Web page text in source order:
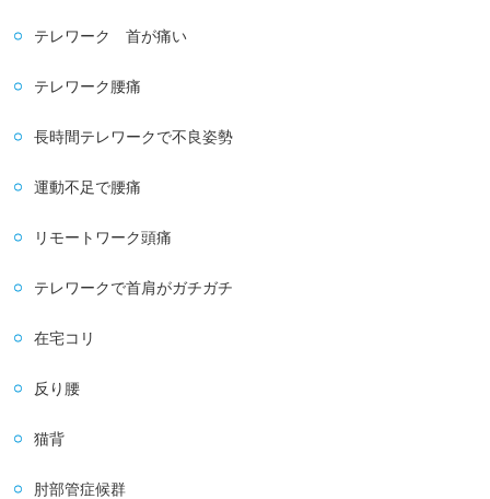
テレワーク 首が痛い
テレワーク腰痛
長時間テレワークで不良姿勢
運動不足で腰痛
リモートワーク頭痛
テレワークで首肩がガチガチ
在宅コリ
反り腰
猫背
肘部管症候群